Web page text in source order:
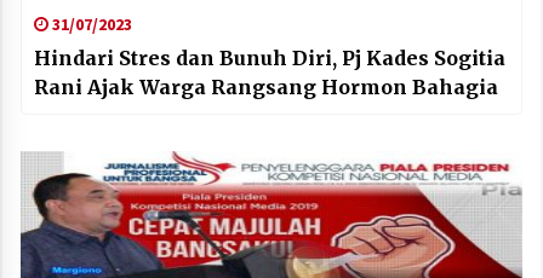
31/07/2023
Hindari Stres dan Bunuh Diri, Pj Kades Sogitia
Rani Ajak Warga Rangsang Hormon Bahagia